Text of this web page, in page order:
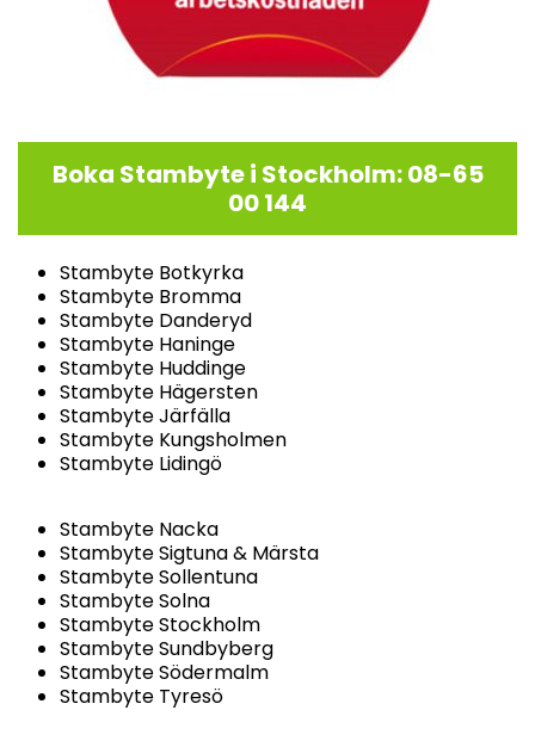
Boka Stambyte i Stockholm: 08-65
00 144
Stambyte Botkyrka
Stambyte Bromma
Stambyte Danderyd
Stambyte Haninge
Stambyte Huddinge
Stambyte Hägersten
Stambyte Järfälla
Stambyte Kungsholmen
Stambyte Lidingö
Stambyte Nacka
Stambyte Sigtuna & Märsta
Stambyte Sollentuna
Stambyte Solna
Stambyte Stockholm
Stambyte Sundbyberg
Stambyte Södermalm
Stambyte Tyresö